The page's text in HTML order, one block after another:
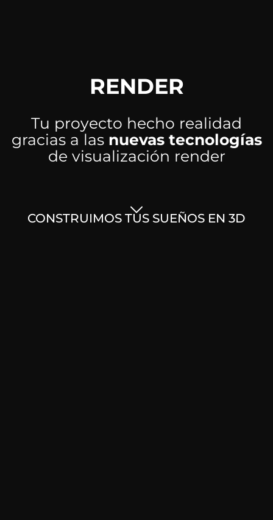
RENDER
Tu proyecto hecho realidad
gracias a las nuevas tecnologías
de visualización render
CONSTRUIMOS TUS SUEÑOS EN 3D